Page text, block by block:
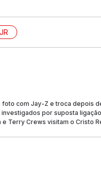
foto com Jay-Z e troca depois
por suposta
e Terry Crews visitam o Cristo